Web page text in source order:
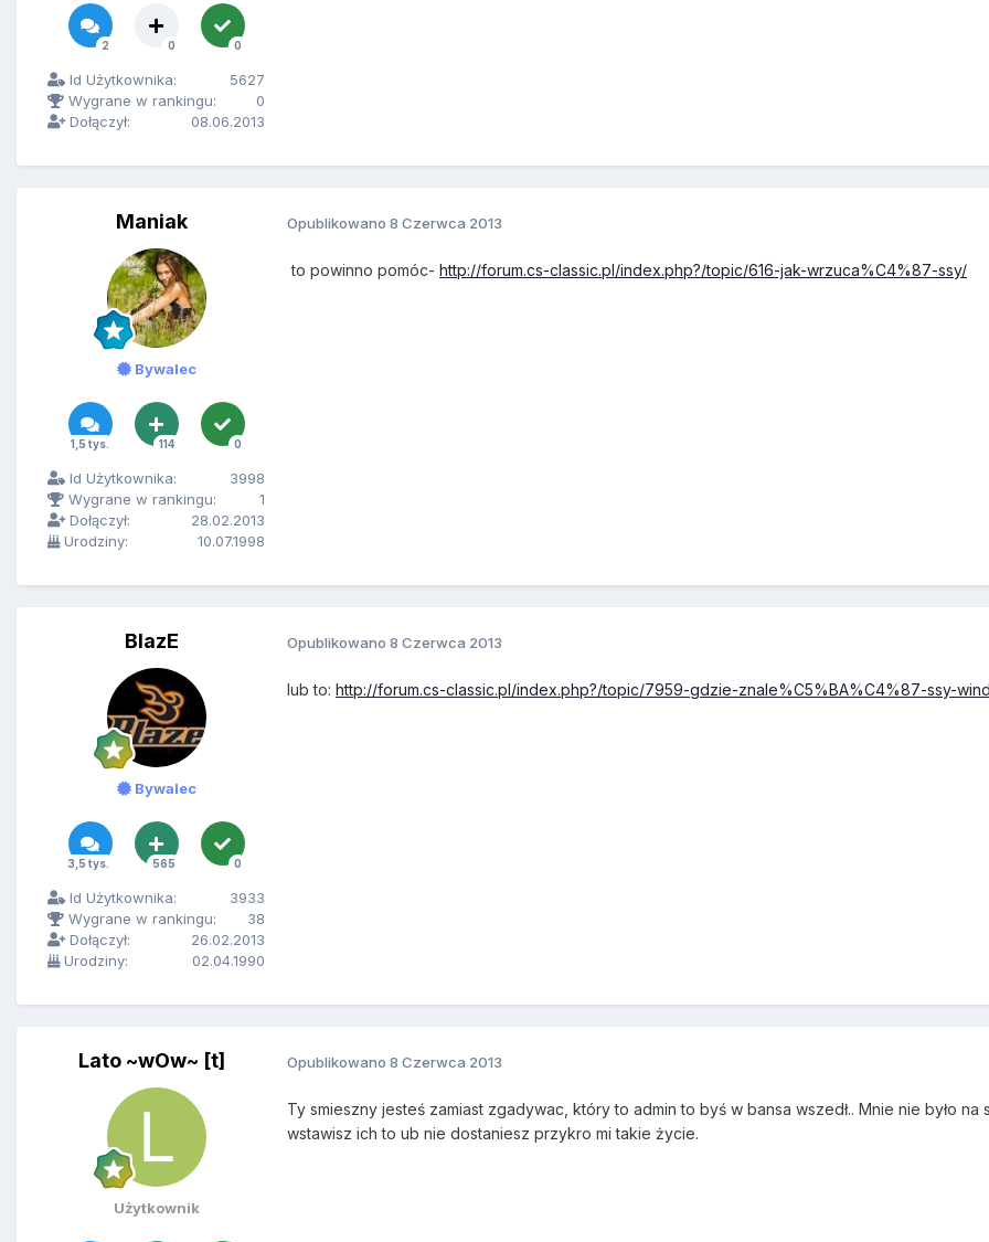
2 0 0
Id Użytkownika:
5627
Wygrane w rankingu:
0
Dołączył:
08.06.2013
Maniak
Bywalec
1,5 tys. 114 0
Id Użytkownika:
3998
Wygrane w rankingu:
1
Dołączył:
28.02.2013
Urodziny:
10.07.1998
Opublikowano 8 Czerwca 2013
to powinno pomóc- http://forum.cs-classic.pl/index.php?/topic/616-jak-wrzuca%C4%87-ssy/
BlazE
Bywalec
3,5 tys. 565 0
Id Użytkownika:
3933
Wygrane w rankingu:
38
Dołączył:
26.02.2013
Urodziny:
02.04.1990
Opublikowano 8 Czerwca 2013
lub to: http://forum.cs-classic.pl/index.php?/topic/7959-gdzie-znale%C5%BA%C4%87-ssy-
Lato ~wOw~ [t]
Użytkownik
Opublikowano 8 Czerwca 2013
Ty smieszny jesteś zamiast zgadywac, który to admin to byś w bansa wszedł.. Mnie nie było
wstawisz ich to ub nie dostaniesz przykro mi takie życie.